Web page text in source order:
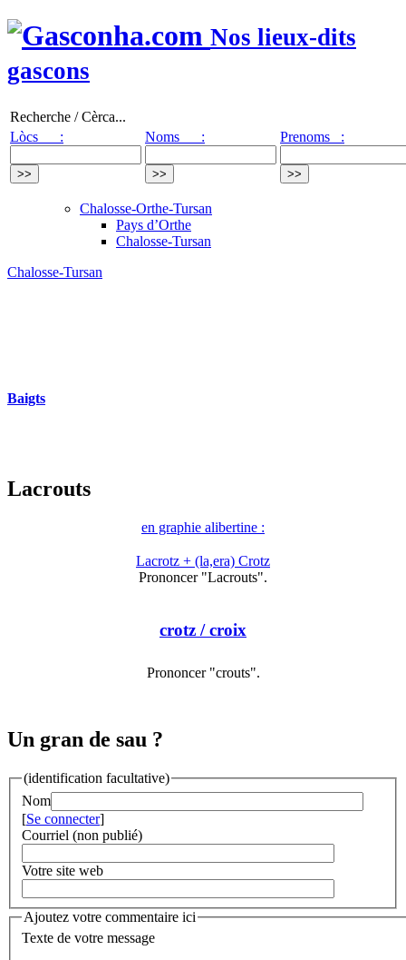
Nos lieux-dits
gascons
Recherche / Cèrca...
Lòcs :
Noms : Prenoms :
Chalosse-Orthe-Tursan
Pays d’Orthe
Chalosse-Tursan
Chalosse-Tursan
Baigts
Lacrouts
en graphie alibertine :
Lacrotz + (la,era) Crotz
Prononcer "Lacrouts".
crotz / croix
Prononcer "crouts".
Un gran de sau ?
(identification facultative)
Nom
[Se connecter]
Courriel (non publié)
Votre site web
Ajoutez votre commentaire ici
Texte de votre message